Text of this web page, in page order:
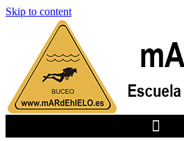
Skip to content